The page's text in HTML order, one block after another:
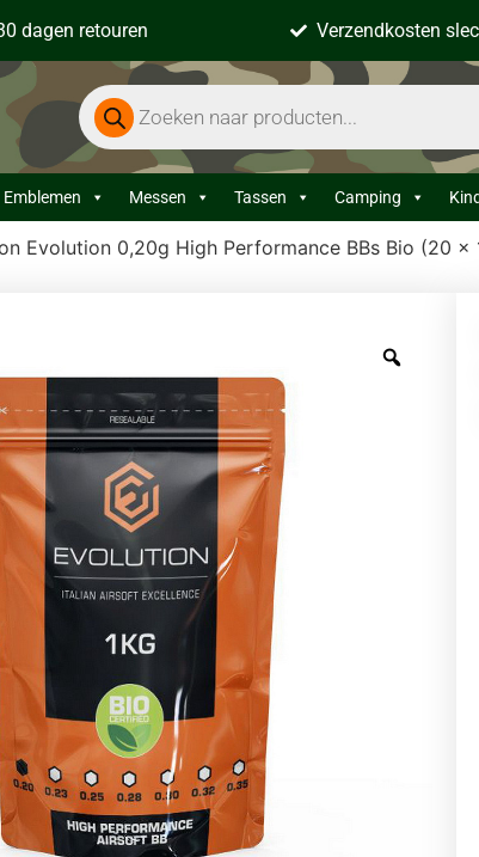
dagen retouren Verzendkosten
Emblemen Messen Tassen Camping
Evolution 0,20g High Performance BBs Bio (20 x